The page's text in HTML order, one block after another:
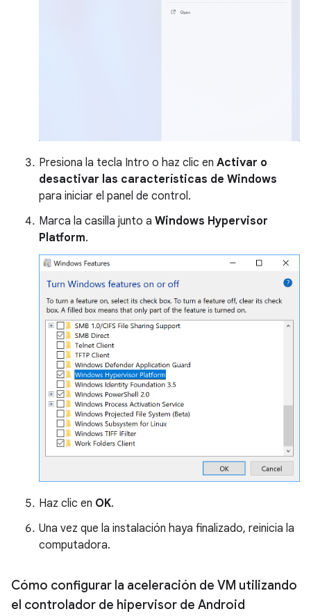
Presiona la tecla Intro o haz clic en Activar o
desactivar las características de Windows
para iniciar el panel de control.
Marca la casilla junto a Windows Hypervisor
Platform.
Haz clic en OK.
Una vez que la instalación haya finalizado, reinicia la
computadora.
Cómo configurar la aceleración de VM utilizando
el controlador de hipervisor de Android